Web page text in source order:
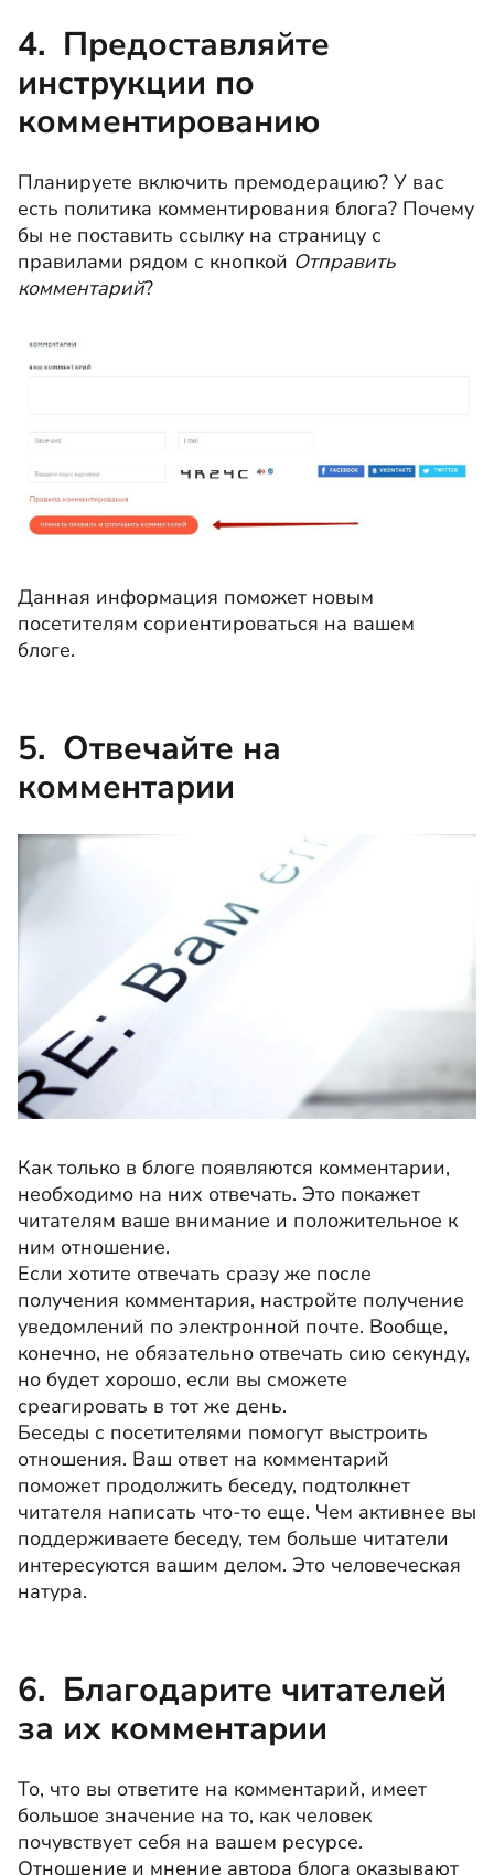
4. Предоставляйте
инструкции по
комментированию
Планируете включить премодерацию? У вас
есть политика комментирования блога? Почему
бы не поставить ссылку на страницу с
правилами рядом с кнопкой Отправить
комментарий?
Данная информация поможет новым
посетителям сориентироваться на вашем
блоге.
5. Отвечайте на
комментарии
Как только в блоге появляются комментарии,
необходимо на них отвечать. Это покажет
читателям ваше внимание и положительное к
ним отношение.
Если хотите отвечать сразу же после
получения комментария, настройте получение
уведомлений по электронной почте. Вообще,
конечно, не обязательно отвечать сию секунду,
но будет хорошо, если вы сможете
среагировать в тот же день.
Беседы с посетителями помогут выстроить
отношения. Ваш ответ на комментарий
поможет продолжить беседу, подтолкнет
читателя написать что-то еще. Чем активнее вы
поддерживаете беседу, тем больше читатели
интересуются вашим делом. Это человеческая
натура.
6. Благодарите читателей
за их комментарии
То, что вы ответите на комментарий, имеет
большое значение на то, как человек
почувствует себя на вашем ресурсе.
Отношение и мнение автора блога оказывают